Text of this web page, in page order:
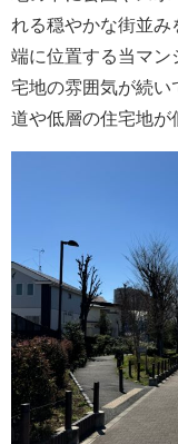
れる穏やかな街並
端に位置する当マン
宅地の雰囲気が続い
道や低層の住宅地が